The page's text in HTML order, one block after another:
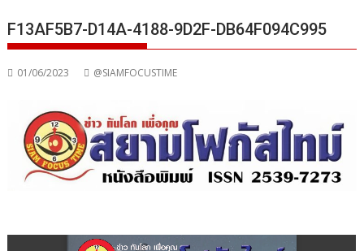
F13AF5B7-D14A-4188-9D2F-DB64F094C995
01/06/2023 @SIAMFOCUSTIME